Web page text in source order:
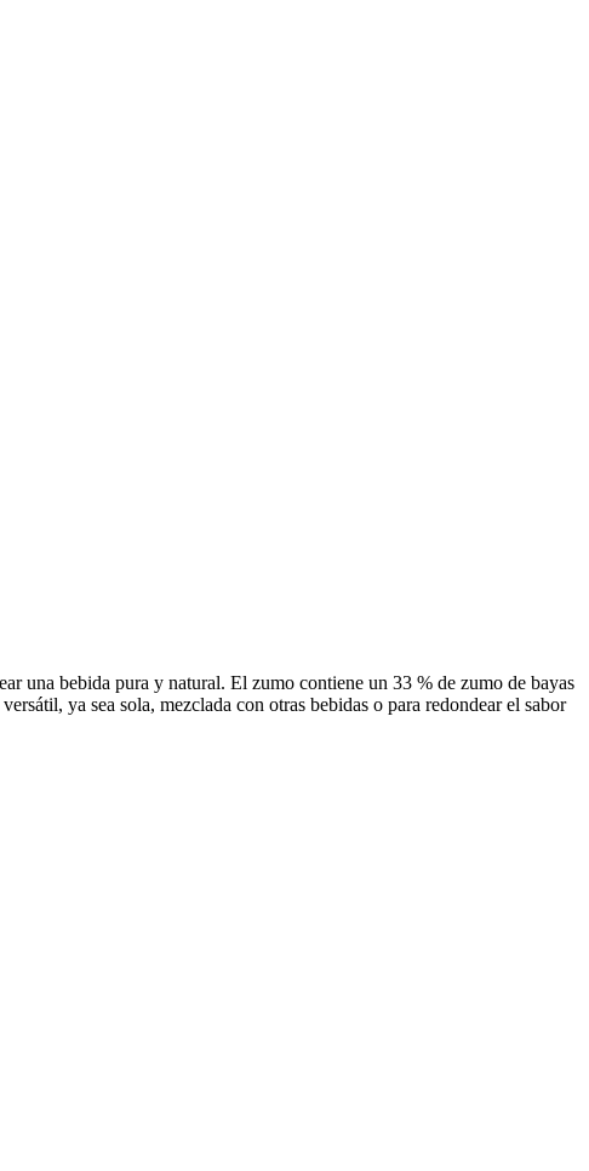
una bebida pura y natural. El zumo contiene un 33 % de zumo de bayas
ya sea sola, mezclada con otras bebidas o para redondear el sabor